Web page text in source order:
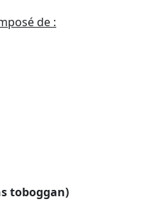
de :
toboggan)